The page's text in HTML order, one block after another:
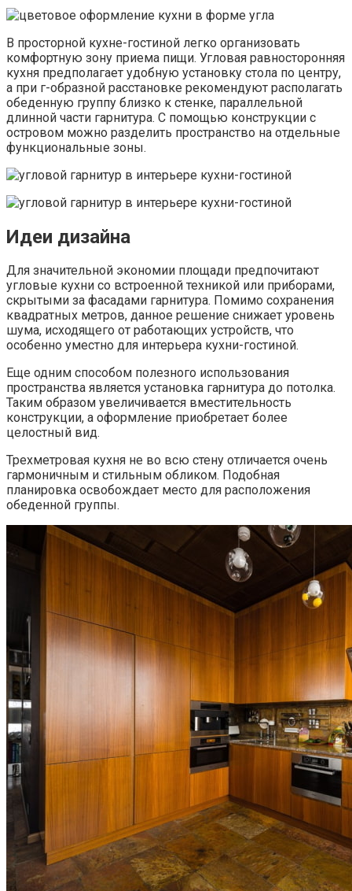
В просторной кухне-гостиной легко организовать
комфортную зону приема пищи. Угловая равносторонняя
кухня предполагает удобную установку стола по центру,
а при г-образной расстановке рекомендуют располагать
обеденную группу близко к стенке, параллельной
длинной части гарнитура. С помощью конструкции с
островом можно разделить пространство на отдельные
функциональные зоны.
Идеи дизайна
Для значительной экономии площади предпочитают
угловые кухни со встроенной техникой или приборами,
скрытыми за фасадами гарнитура. Помимо сохранения
квадратных метров, данное решение снижает уровень
шума, исходящего от работающих устройств, что
особенно уместно для интерьера кухни-гостиной.
Еще одним способом полезного использования
пространства является установка гарнитура до потолка.
Таким образом увеличивается вместительность
конструкции, а оформление приобретает более
целостный вид.
Трехметровая кухня не во всю стену отличается очень
гармоничным и стильным обликом. Подобная
планировка освобождает место для расположения
обеденной группы.